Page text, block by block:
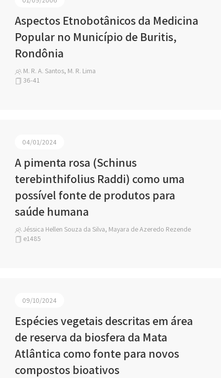
Aspectos Etnobotânicos da Medicina
Popular no Município de Buritis,
Rondônia
M. R. A. Santos, M. R. Lima
36-41
04/01/2024
A pimenta rosa (Schinus
terebinthifolius Raddi) como uma
possível fonte de produtos para
saúde humana
Jéssica Hellen Souza da Silva, Mayara de Azeredo Rezende
e1485
09/10/2024
Espécies vegetais descritas em área
de reserva da biosfera da Mata
Atlântica como fonte para novos
compostos bioativos